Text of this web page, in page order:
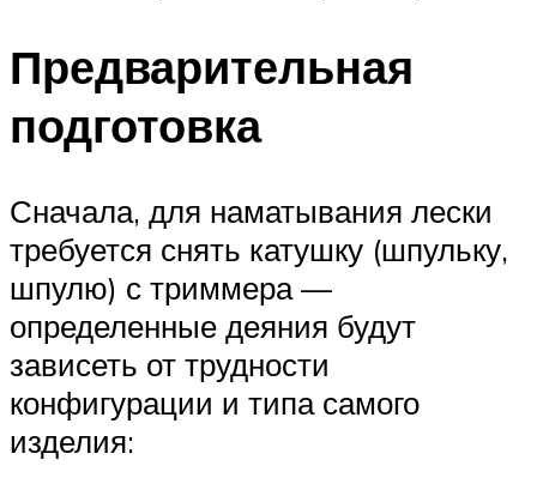
Предварительная
подготовка
Сначала, для наматывания лески
требуется снять катушку (шпульку,
шпулю) с триммера —
определенные деяния будут
зависеть от трудности
конфигурации и типа самого
изделия: